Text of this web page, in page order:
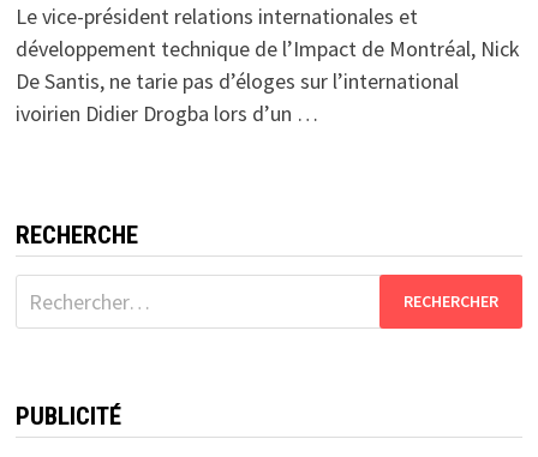
Le vice-président relations internationales et
développement technique de l’Impact de Montréal, Nick
De Santis, ne tarie pas d’éloges sur l’international
ivoirien Didier Drogba lors d’un …
RECHERCHE
Rechercher :
PUBLICITÉ